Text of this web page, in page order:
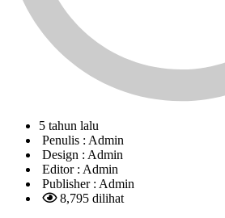
5 tahun lalu
Penulis : Admin
Design : Admin
Editor : Admin
Publisher : Admin
8,795 dilihat